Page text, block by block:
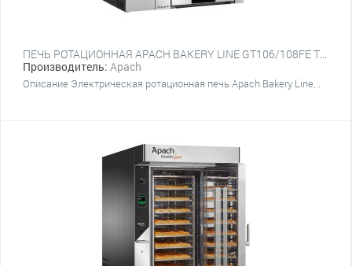
ПЕЧЬ РОТАЦИОННАЯ APACH BAKERY LINE GT106/108FE TST (ПЛАТФОРМА)
Производитель: Apach
Описание Электрическая ротационная печь Apach Bakery Line...